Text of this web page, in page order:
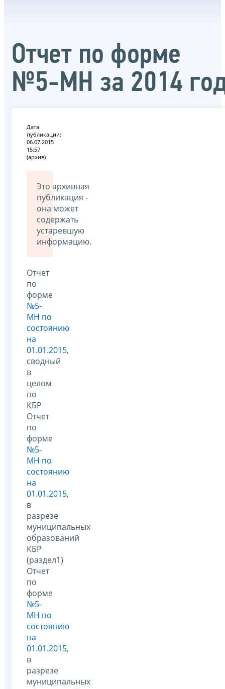
Отчет по форме
№5-МН за 2014
Дата
публикации:
06.07.2015
15:57
(архив)
Это архивная
публикация -
она может
содержать
устаревшую
информацию.
Отчет
по
форме
№5-
МН по
состоянию
на
01.01.2015,
сводный
в
целом
по
КБР
Отчет
по
форме
№5-
МН по
состоянию
на
01.01.2015,
в
разрезе
муниципальных
образований
КБР
(раздел1)
Отчет
по
форме
№5-
МН по
состоянию
на
01.01.2015,
в
разрезе
муниципальных